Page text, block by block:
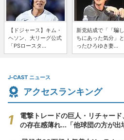
【ドジャース】キム・
ヘソン、大リーグ公式
「PSロースタ...
新党結成で「「騙
ちにあった気分」
ったひろゆき妻...
J-CAST ニュース
アクセスランキング
電撃トレードの巨人・リチャー
の存在感薄れ...「他球団の方が出